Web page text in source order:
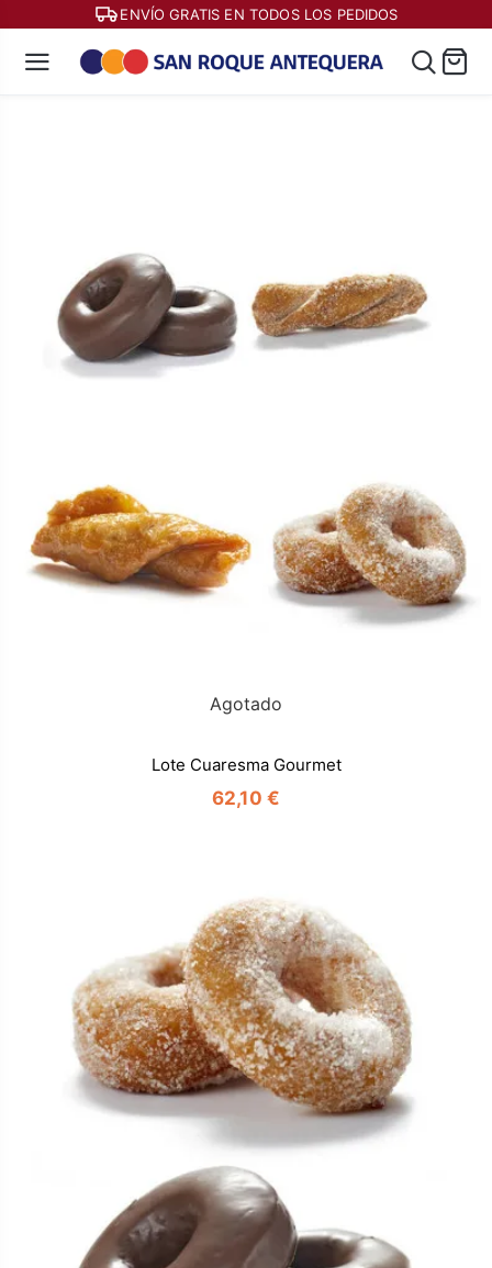
ENVÍO GRATIS EN TODOS LOS PEDIDOS
Agotado
Lote Cuaresma Gourmet
62,10 €